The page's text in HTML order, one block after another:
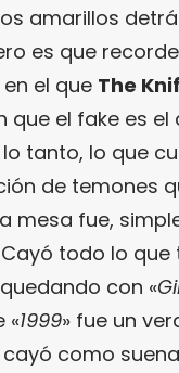
amarillos
es que
el que The
que el fake es el
lo tanto, lo que
de temones
mesa fue,
todo lo
con «
«1999» fue un
como